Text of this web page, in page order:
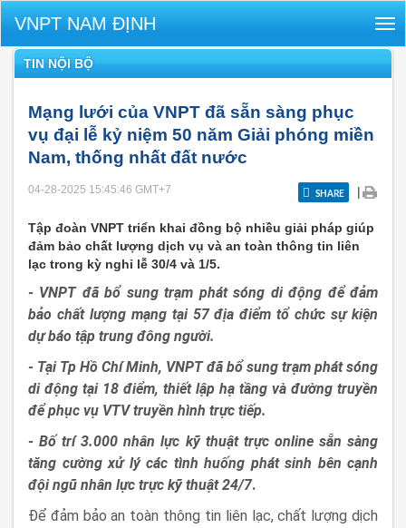
VNPT NAM ĐỊNH
TIN NỘI BỘ
Mạng lưới của VNPT đã sẵn sàng phục
vụ đại lễ kỷ niệm 50 năm Giải phóng miền
Nam, thống nhất đất nước
04-28-2025 15:45:46 GMT+7 SHARE |
Tập đoàn VNPT triển khai đồng bộ nhiều giải pháp giúp
đảm bảo chất lượng dịch vụ và an toàn thông tin liên
lạc trong kỳ nghỉ lễ 30/4 và 1/5.
- VNPT đã bổ sung trạm phát sóng di động để đảm
bảo chất lượng mạng tại 57 địa điểm tổ chức sự kiện
dự báo tập trung đông người.
- Tại Tp Hồ Chí Minh, VNPT đã bổ sung trạm phát sóng
di động tại 18 điểm, thiết lập hạ tầng và đường truyền
để phục vụ VTV truyền hình trực tiếp.
- Bố trí 3.000 nhân lực kỹ thuật trực online sẵn sàng
tăng cường xử lý các tình huống phát sinh bên cạnh
đội ngũ nhân lực trực kỹ thuật 24/7.
Để đảm bảo an toàn thông tin liên lạc, chất lượng dịch